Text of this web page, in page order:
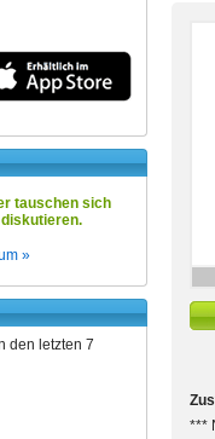
tauschen sich
»
den letzten 7
***